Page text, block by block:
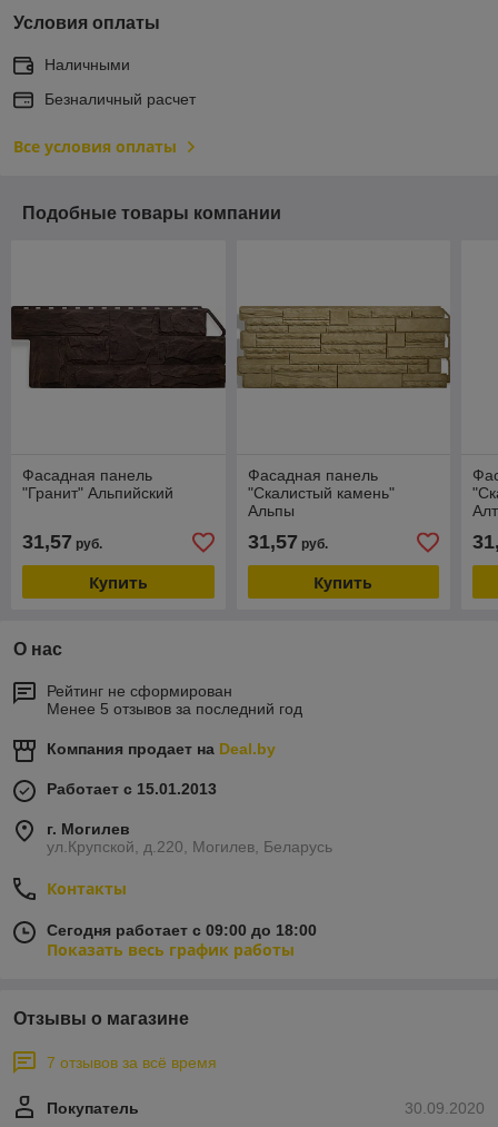
Условия оплаты
Наличными
Безналичный расчет
Все условия оплаты
Подобные товары компании
Фасадная панель
"Гранит" Альпийский
31,57 руб.
Купить
Фасадная панель
"Скалистый камень"
Альпы
31,57 руб.
Купить
О нас
Рейтинг не сформирован
Менее 5 отзывов за последний год
Компания продает на Deal.by
Работает с 15.01.2013
г. Могилев
ул.Крупской, д.220, Могилев, Беларусь
Контакты
Сегодня работает с 09:00 до 18:00
Показать весь график работы
Отзывы о магазине
7 отзывов за всё время
30.09.2020
Покупатель